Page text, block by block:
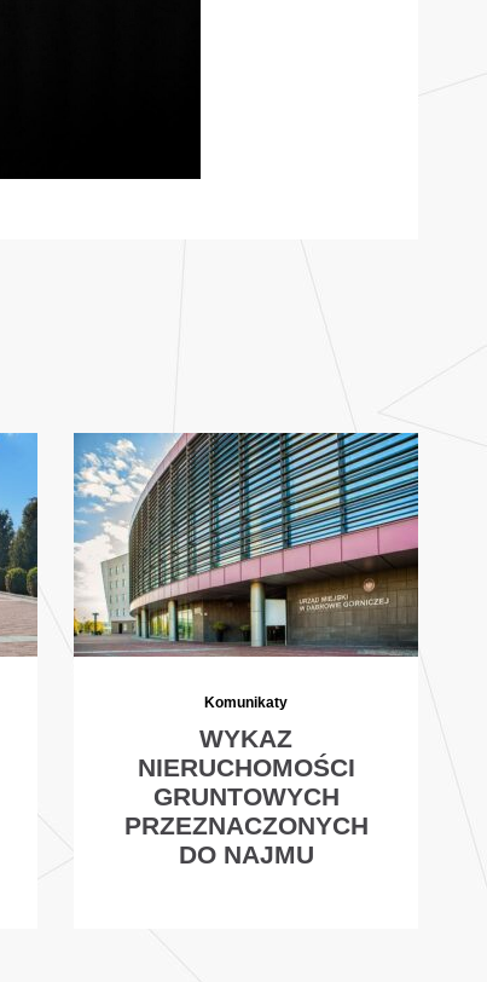
Komunikaty
WYKAZ
NIERUCHOMOŚCI
GRUNTOWYCH
PRZEZNACZONYCH
DO NAJMU